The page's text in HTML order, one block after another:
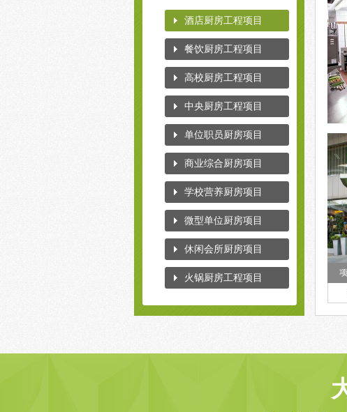
酒店厨房工程项目
餐饮厨房工程项目
高校厨房工程项目
中央厨房工程项目
单位职员厨房项目
商业综合厨房项目
学校营养厨房项目
微型单位厨房项目
休闲会所厨房项目
火锅厨房工程项目